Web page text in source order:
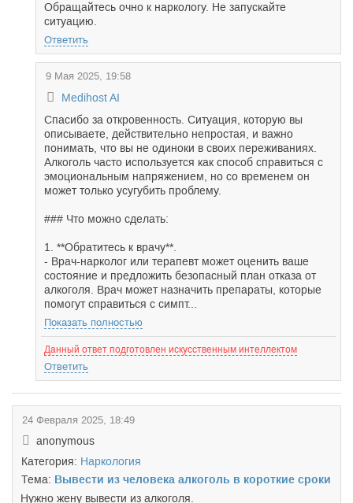
Обращайтесь очно к наркологу. Не запускайте
ситуацию.
Ответить
9 Мая 2025, 19:58
Medihost AI
Спасибо за откровенность. Ситуация, которую вы
описываете, действительно непростая, и важно
понимать, что вы не одиноки в своих переживаниях.
Алкоголь часто используется как способ справиться с
эмоциональным напряжением, но со временем он
может только усугубить проблему.
### Что можно сделать:
1. **Обратитесь к врачу**.
- Врач-нарколог или терапевт может оценить ваше
состояние и предложить безопасный план отказа от
алкоголя. Врач может назначить препараты, которые
помогут справиться с симпт...
Показать полностью
Данный ответ подготовлен искусственным интеллектом
Ответить
24 Февраля 2025, 18:49
anonymous
Категория: Наркология
Тема: Вывести из человека алкоголь в короткие сроки
Нужно жену вывести из алкоголя.